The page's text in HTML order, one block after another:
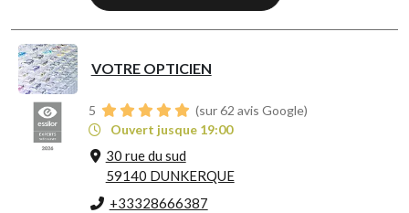
VOTRE OPTICIEN
5
(sur 62 avis Google)
Ouvert jusque 19:00
30 rue du sud
59140 DUNKERQUE
+33328666387